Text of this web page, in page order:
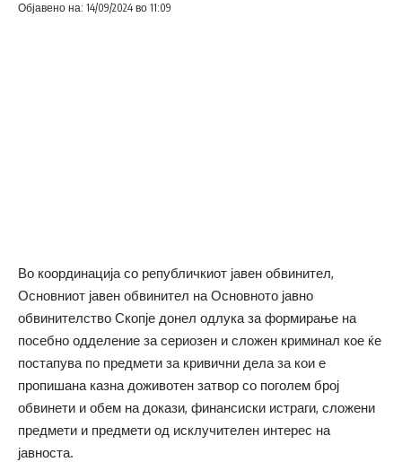
Објавено на: 14/09/2024 во 11:09
Во координација со републичкиот јавен обвинител,
Основниот јавен обвинител на Основното јавно
обвинителство Скопје донел одлука за формирање на
посебно одделение за сериозен и сложен криминал кое ќе
постапува по предмети за кривични дела за кои е
пропишана казна доживотен затвор со поголем број
обвинети и обем на докази, финансиски истраги, сложени
предмети и предмети од исклучителен интерес на
јавноста.